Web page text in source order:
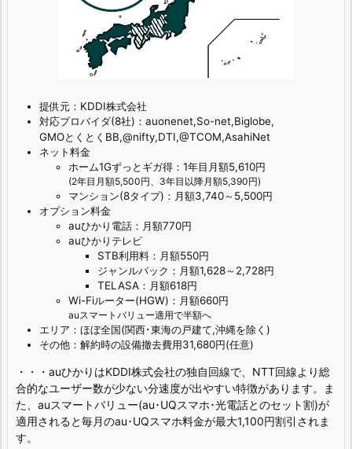
提供元：KDDI株式会社
対応プロバイダ(8社)：auonenet,So-net,Biglobe,
GMOとくとくBB,@nifty,DTI,@TCOM,AsahiNet
ネット料金
ホーム1Gずっとギガ得：1年目月額5,610円
(2年目月額5,500円、3年目以降月額5,390円)
マンション(8タイプ)：月額3,740～5,500円
オプション料金
auひかり電話：月額770円
auひかりテレビ
STB利用料：月額550円
ジャンルパック：月額1,628～2,728円
TELASA：月額618円
Wi-Fiルーター(HGW)：月額660円
auスマートバリュー適用で半額へ
エリア：ほぼ全国(関西･東海の戸建て,沖縄を除く)
その他：解約時の設備撤去費用31,680円(任意)
・・・auひかりはKDDI株式会社の独自回線で、NTT回線より総
合的なユーザー数が少ない分速度が出やすい特徴があります。ま
た、auスマートバリュー(au･UQスマホ･光電話とのセット割)が
適用されると毎月のau･UQスマホ料金が最大1,100円割引されま
す。